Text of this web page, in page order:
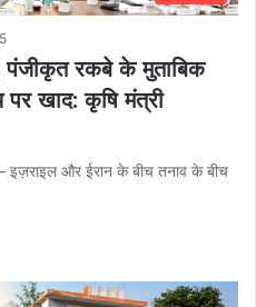
5
पंजीकृत रकबे के मुताबिक
पर खाद: कृषि मंत्री
इज़राइल और ईरान के बीच तनाव के बीच